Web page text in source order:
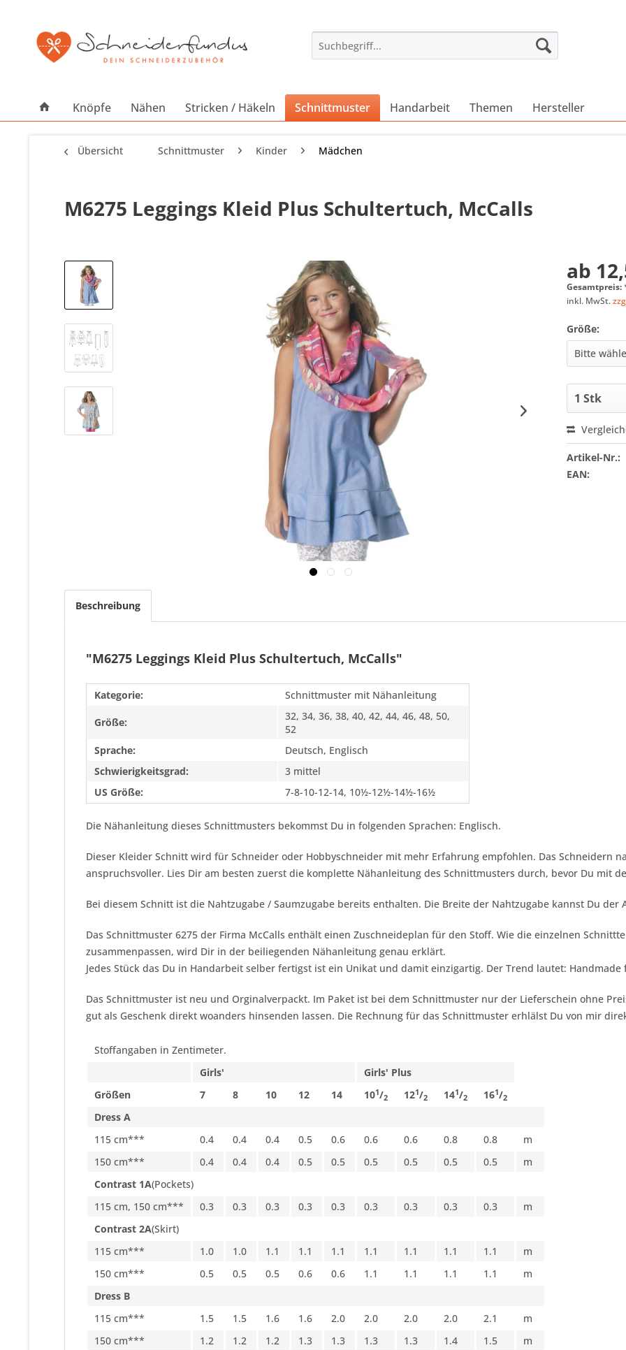
Knöpfe Nähen Stricken / Häkeln Schnittmuster Handarbeit Themen Hersteller
Übersicht Schnittmuster Kinder Mädchen
M6275 Leggings Kleid Plus Schultertuch, McCalls
ab
Gesamtpreis:
inkl. MwSt.
Größe:
Artikel-Nr.:
EAN:
Beschreibung
"M6275 Leggings Kleid Plus Schultertuch, McCalls"
Kategorie: Schnittmuster mit Nähanleitung
Größe:
32, 34, 36, 38, 40, 42, 44, 46, 48, 50,
52
Sprache:
Deutsch, Englisch
Schwierigkeitsgrad:
3 mittel
US Größe:
7-8-10-12-14, 10½-12½-14½-16½
Die Nähanleitung dieses Schnittmusters bekommst Du in folgenden Sprachen: Englisch.
Dieser Kleider Schnitt wird für Schneider oder Hobbyschneider mit mehr Erfahrung empfohlen. Das Schneidern
anspruchsvoller. Lies Dir am besten zuerst die komplette Nähanleitung des Schnittmusters durch, bevor Du mit
Bei diesem Schnitt ist die Nahtzugabe / Saumzugabe bereits enthalten. Die Breite der Nahtzugabe kannst Du der
Das Schnittmuster 6275 der Firma McCalls enthält einen Zuschneideplan für den Stoff. Wie die einzelnen
zusammenpassen, wird Dir in der beiliegenden Nähanleitung genau erklärt.
Jedes Stück das Du in Handarbeit selber fertigst ist ein Unikat und damit einzigartig. Der Trend lautet: Handmade
Das Schnittmuster ist neu und Orginalverpackt. Im Paket ist bei dem Schnittmuster nur der Lieferschein ohne
gut als Geschenk direkt woanders hinsenden lassen. Die Rechnung für das Schnittmuster erhlälst Du von mir
Stoffangaben in Zentimeter.
Girls'
Girls' Plus
Größen
7 8 10 12 14 101/2 121/2 141/2 161/2
Dress A
115 cm***
0.4 0.4 0.4 0.5 0.6 0.6 0.6 0.8 0.8
m
150 cm***
0.4 0.4 0.4 0.5 0.5 0.5 0.5 0.5 0.5
m
Contrast 1A(Pockets)
115 cm, 150 cm***
0.3 0.3 0.3 0.3 0.3 0.3 0.3 0.3 0.3
m
Contrast 2A(Skirt)
115 cm***
1.0 1.0 1.1 1.1 1.1 1.1 1.1 1.1 1.1
m
150 cm***
0.5 0.5 0.5 0.6 0.6 1.1 1.1 1.1 1.1
m
Dress B
115 cm***
1.5 1.5 1.6 1.6 2.0 2.0 2.0 2.0 2.1
m
150 cm***
1.2 1.2 1.2 1.3 1.3 1.3 1.3 1.4 1.5
m